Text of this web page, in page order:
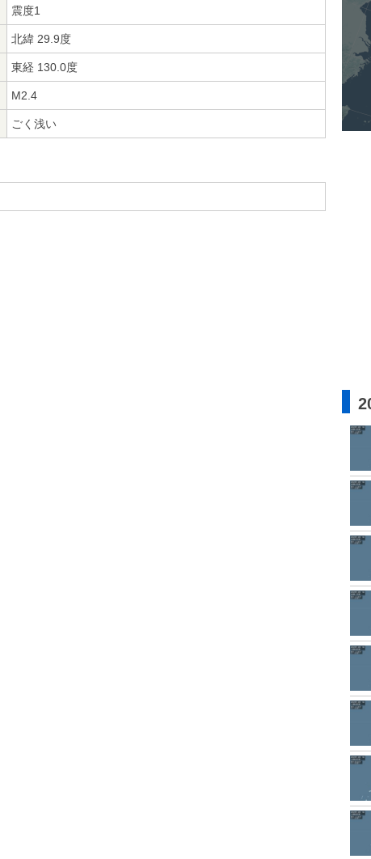
震度1
北緯 29.9度
東経 130.0度
M2.4
ごく浅い